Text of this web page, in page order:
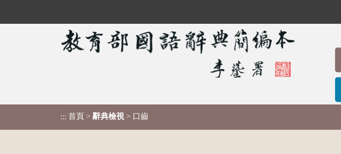
::: 首頁 > 辭典檢視 > 口齒